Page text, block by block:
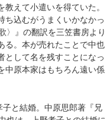
えて小遣いを得ていた。
ち込むがうまくいかなかっ
〉』の翻訳を三笠書房より
る。本が売れたことで中也
として名を残すことになっ
中原本家はもちろん遠い係
と結婚。中原思郎著『兄